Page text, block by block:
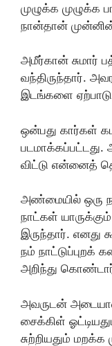
முழுக்க முழுக்க
நான்தான்
அமீர்கான் சுமார்
வந்திருந்தார்.
இடங்களை
ஒன்பது கார்கள்
படமாக்கப்பட்டது.
விட்டு என்னைத்
அண்மையில் ஒரு
நாட்கள்
இருந்தார். எனது
நம் நாட்டுப்புறக்
அறிந்து
அவருடன்
சைக்கிள்
சுற்றியதும் மறக்க